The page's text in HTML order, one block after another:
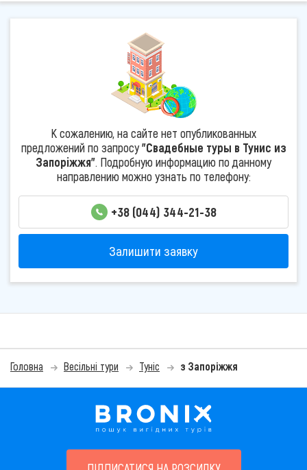
К сожалению, на сайте нет опубликованных
предложений по запросу"Свадебные туры в Тунис из
Запоріжжя". Подробную информацию по данному
направлению можно узнать по телефону:
+38 (044) 344-21-38
Залишити заявку
Головна Весільні тури Туніс з Запоріжжя